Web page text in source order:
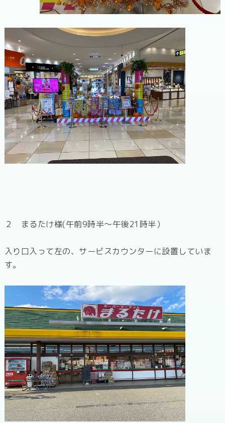
２ まるたけ様(午前9時半～午後21時半）
入り口入って左の、サービスカウンターに設置していま
す。